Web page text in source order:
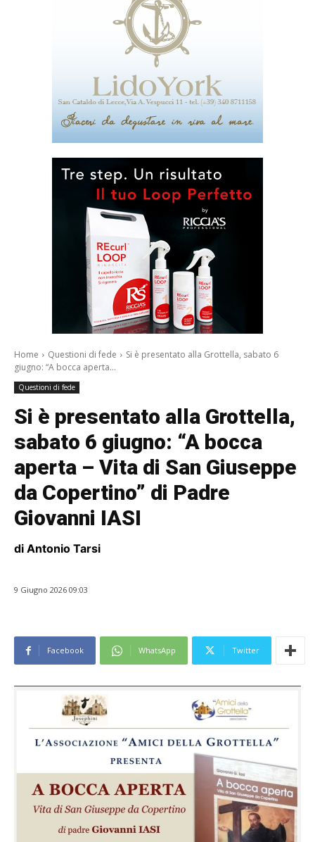
Home Questioni di fede
Si è presentato alla Grottella, sabato 6
giugno: “A bocca aperta...
Questioni di fede
Si è presentato alla Grottella,
sabato 6 giugno: “A bocca
aperta – Vita di San Giuseppe
da Copertino” di Padre
Giovanni IASI
di Antonio Tarsi
9 Giugno 2026 09:03
Facebook WhatsApp Twitter